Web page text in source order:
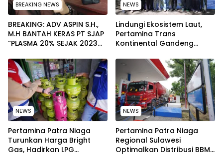
BREAKING NEWS
BREAKING: ADV ASPIN S.H.,
M.H BANTAH KERAS PT SJAP
“PLASMA 20% SEJAK 2023
WARGA WAWOONE!
NEWS
Lindungi Ekosistem Laut,
Pertamina Trans
Kontinental Gandeng
Kebersihan Pantai di
Bitung, Sulawesi
NEWS
Pertamina Patra Niaga
Turunkan Harga Bright
Gas, Hadirkan LPG
NEWS
Pertamina Patra Niaga
Regional Sulawesi
Optimalkan Distribusi BBM